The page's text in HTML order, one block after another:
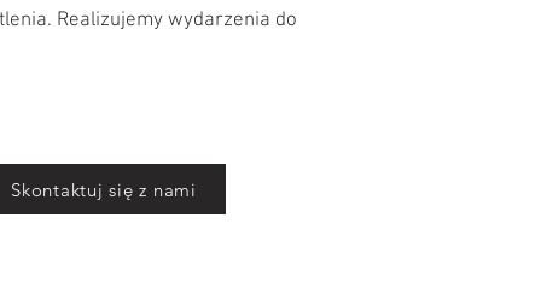
Skontaktuj się z nami
Realizujemy wydarzenia do